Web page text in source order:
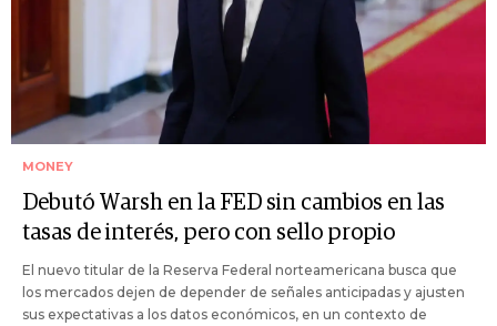
MONEY
Debutó Warsh en la FED sin cambios en las
tasas de interés, pero con sello propio
El nuevo titular de la Reserva Federal norteamericana busca que
los mercados dejen de depender de señales anticipadas y ajusten
sus expectativas a los datos económicos, en un contexto de